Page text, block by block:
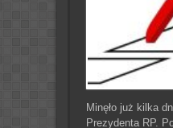
Minęło już kilka
Prezydenta RP.